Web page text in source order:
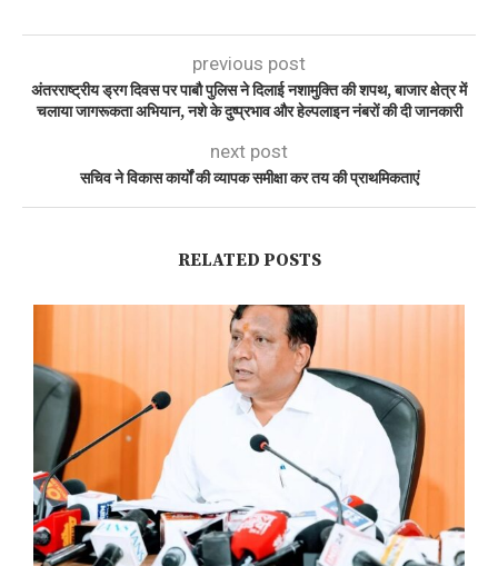
previous post
अंतरराष्ट्रीय ड्रग दिवस पर पाबौ पुलिस ने दिलाई नशामुक्ति की शपथ, बाजार क्षेत्र में
चलाया जागरूकता अभियान, नशे के दुष्प्रभाव और हेल्पलाइन नंबरों की दी जानकारी
next post
सचिव ने विकास कार्यों की व्यापक समीक्षा कर तय की प्राथमिकताएं
RELATED POSTS